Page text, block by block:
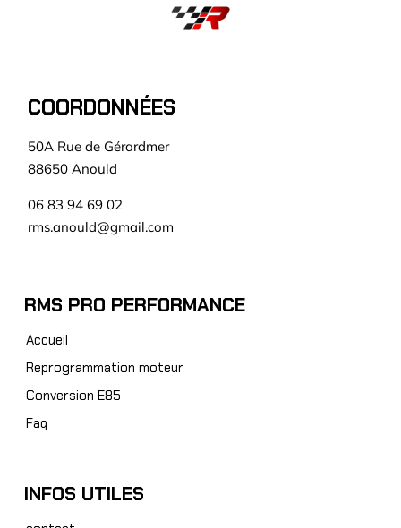
COORDONNÉES
50A Rue de Gérardmer
88650 Anould
06 83 94 69 02
rms.anould@gmail.com
RMS PRO PERFORMANCE
Accueil
Reprogrammation moteur
Conversion E85
Faq
INFOS UTILES